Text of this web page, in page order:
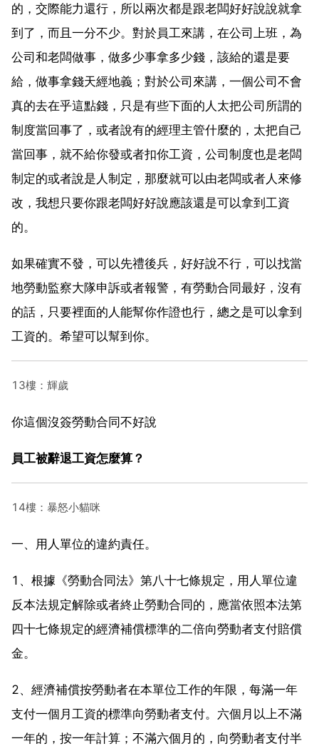
的，交際能力還行，所以兩次都是跟老闆好好說說就拿
到了，而且一分不少。對於員工來講，在公司上班，為
公司和老闆做事，做多少事拿多少錢，該給的還是要
給，做事拿錢天經地義；對於公司來講，一個公司不會
真的去在乎這點錢，只是有些下面的人太把公司所謂的
制度當回事了，或者說有的經理主管什麼的，太把自己
當回事，就不給你發或者扣你工資，公司制度也是老闆
制定的或者說是人制定，那麼就可以由老闆或者人來修
改，我想只要你跟老闆好好說應該還是可以拿到工資
的。
如果確實不發，可以先禮後兵，好好說不行，可以找當
地勞動監察大隊申訴或者報警，有勞動合同最好，沒有
的話，只要裡面的人能幫你作證也行，總之是可以拿到
工資的。希望可以幫到你。
13樓：輝歲
你這個沒簽勞動合同不好說
員工被辭退工資怎麼算？
14樓：暴怒小貓咪
一、用人單位的違約責任。
1、根據《勞動合同法》第八十七條規定，用人單位違
反本法規定解除或者終止勞動合同的，應當依照本法第
四十七條規定的經濟補償標準的二倍向勞動者支付賠償
金。
2、經濟補償按勞動者在本單位工作的年限，每滿一年
支付一個月工資的標準向勞動者支付。六個月以上不滿
一年的，按一年計算；不滿六個月的，向勞動者支付半